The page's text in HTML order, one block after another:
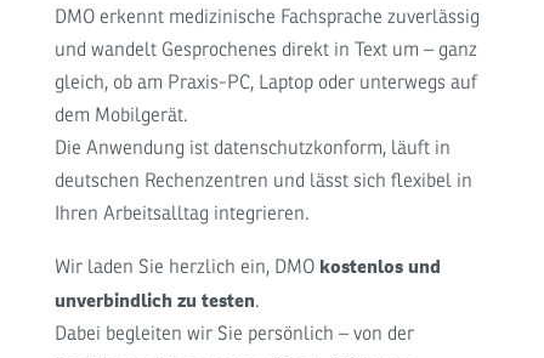
DMO erkennt medizinische Fachsprache zuverlässig
und wandelt Gesprochenes direkt in Text um – ganz
gleich, ob am Praxis-PC, Laptop oder unterwegs auf
dem Mobilgerät.
Die Anwendung ist datenschutzkonform, läuft in
deutschen Rechenzentren und lässt sich flexibel in
Ihren Arbeitsalltag integrieren.
Wir laden Sie herzlich ein, DMO kostenlos und
unverbindlich zu testen.
Dabei begleiten wir Sie persönlich – von der